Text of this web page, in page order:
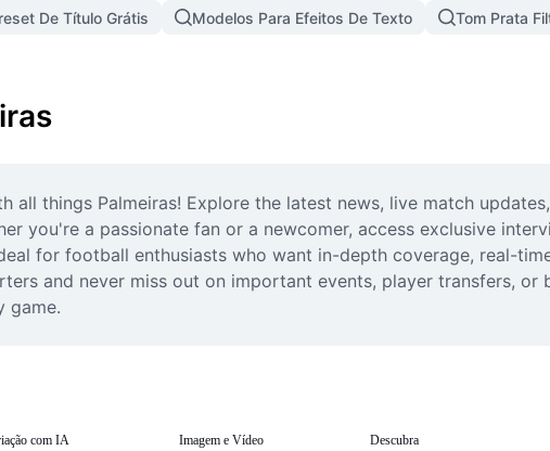
De Título Grátis Modelos Para Efeitos De Texto Tom Prata
all things Palmeiras! Explore the latest news, live match
you're a passionate fan or a newcomer, access exclusive
for football enthusiasts who want in-depth coverage, real-
and never miss out on important events, player transfers,
game.
com IA Imagem e Vídeo Descubra